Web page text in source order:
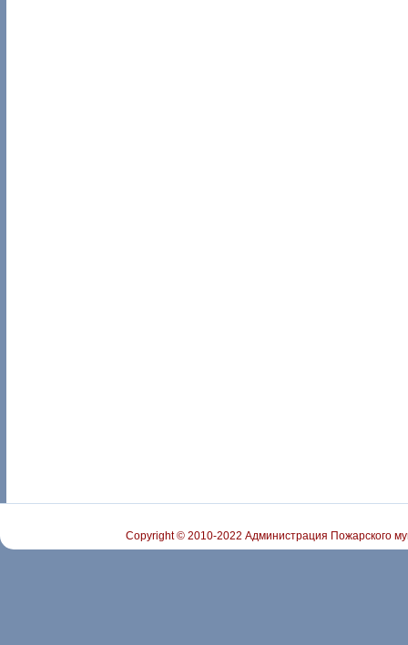
Copyright © 2010-2022 Администрация Пожарского